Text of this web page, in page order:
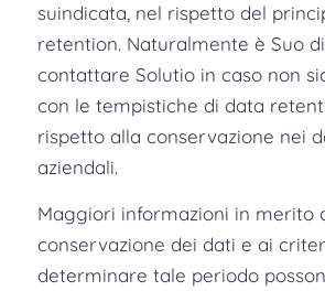
suindicata, nel rispetto del
retention. Naturalmente è Suo
contattare Solutio in caso non
con le tempistiche di data
rispetto alla conservazione nei
aziendali.
Maggiori informazioni in merito
conservazione dei dati e ai
determinare tale periodo